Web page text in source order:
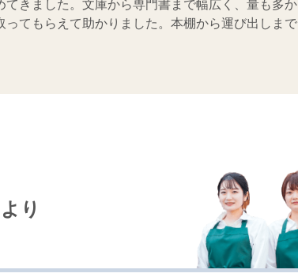
きました。文庫から専門書まで幅広く、量も多か
てもらえて助かりました。本棚から運び出しまで
り